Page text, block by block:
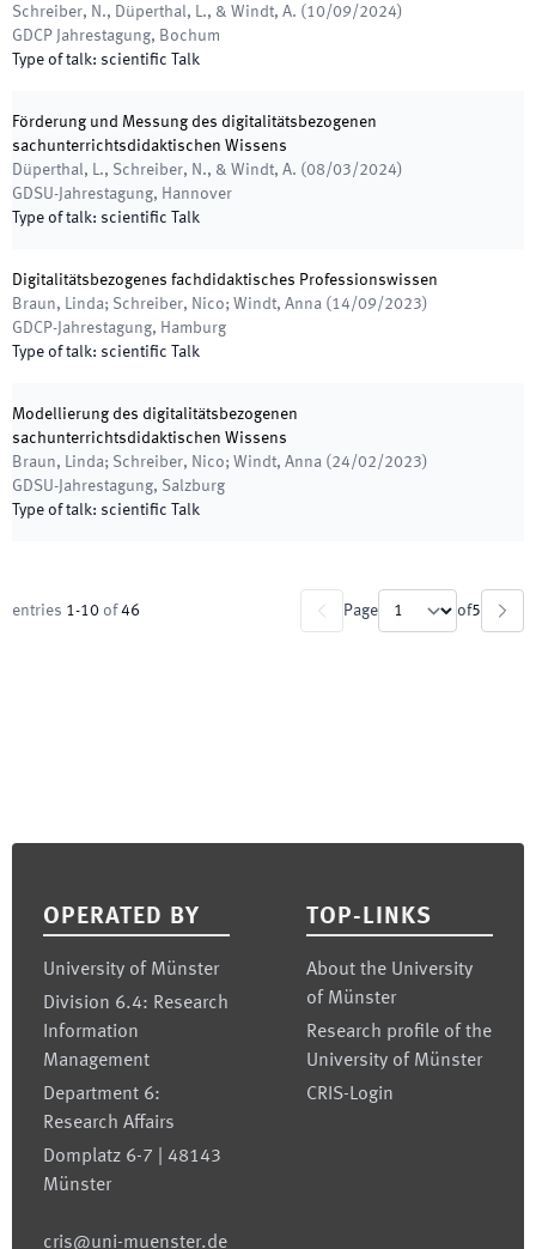
Schreiber, N., Düperthal, L., & Windt, A. ( 10/09/2024)
GDCP Jahrestagung, Bochum
Type of talk: scientific Talk
Förderung und Messung des digitalitätsbezogenen
sachunterrichtsdidaktischen Wissens
Düperthal, L., Schreiber, N., & Windt, A. (08/03/2024)
GDSU-Jahrestagung, Hannover
Type of talk: scientific Talk
Digitalitätsbezogenes fachdidaktisches Professionswissen
Braun, Linda; Schreiber, Nico; Windt, Anna ( 14/09/2023)
GDCP-Jahrestagung, Hamburg
Type of talk: scientific Talk
Modellierung des digitalitätsbezogenen
sachunterrichtsdidaktischen Wissens
Braun, Linda; Schreiber, Nico; Windt, Anna ( 24/02/2023)
GDSU-Jahrestagung, Salzburg
Type of talk: scientific Talk
entries 1-10 of 46 Page of5
OPERATED BY
University of Münster
Division 6.4: Research
Information
Management
Department 6:
Research Affairs
Domplatz 6-7 | 48143
Münster
cris@uni-muenster.de
TOP-LINKS
About the University
of Münster
Research profile of the
University of Münster
CRIS-Login